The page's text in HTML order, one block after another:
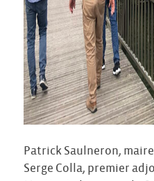
Patrick Saulneron,
Serge Colla, premier